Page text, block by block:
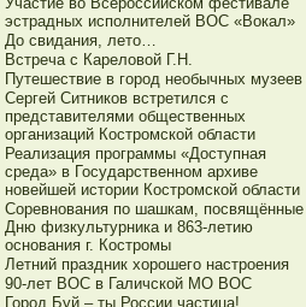
эстрадных исполнителей ВОС «Вокал»
До свидания, лето…
Встреча с Кареловой Г.Н.
Путешествие в город необычных музеев
Сергей Ситников встретился с
представителями общественных
организаций Костромской области
Реализация программы «Доступная
среда» в Государственном архиве
новейшей истории Костромской области
Соревнования по шашкам, посвящённые
Дню физкультурника и 863-летию
основания г. Костромы
Летний праздник хорошего настроения
90-лет ВОС в Галичской МО ВОС
Город Буй – ты России частица!